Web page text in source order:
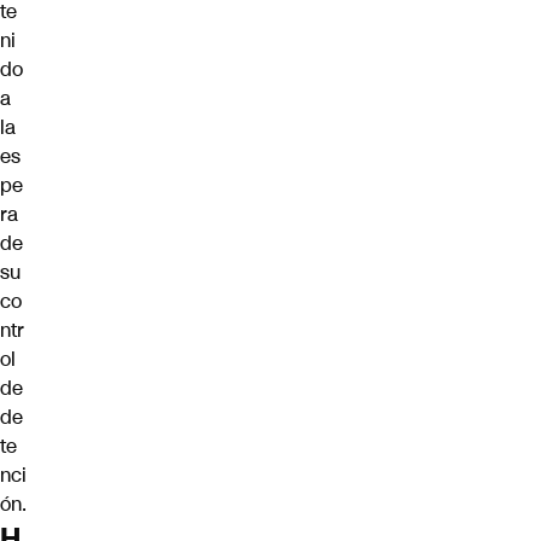
te
ni
do
a
la
es
pe
ra
de
su
co
ntr
ol
de
de
te
nci
ón.